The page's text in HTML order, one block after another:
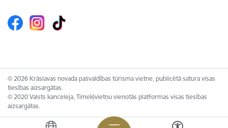
© 2026 Krāslavas novada pašvaldības tūrisma vietne, publicētā satura visas
tiesības aizsargātas.
© 2020 Valsts kanceleja, Tīmekļvietņu vienotās platformas visas tiesības
aizsargātas.